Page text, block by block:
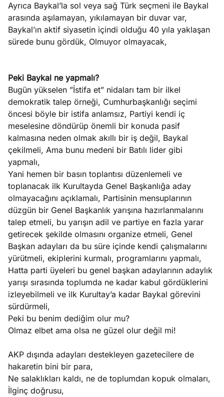
Ayrıca Baykal’la sol veya sağ Türk seçmeni ile Baykal
arasında aşılamayan, yıkılamayan bir duvar var,
Baykal’ın aktif siyasetin içindi olduğu 40 yıla yaklaşan
sürede bunu gördük, Olmuyor olmayacak,
Peki Baykal ne yapmalı?
Bugün yükselen ”İstifa et” nidaları tam bir ilkel
demokratik talep örneği, Cumhurbaşkanlığı seçimi
öncesi böyle bir istifa anlamsız, Partiyi kendi iç
meselesine döndürüp önemli bir konuda pasif
kalmasına neden olmak akıllı bir iş değil, Baykal
çekilmeli, Ama bunu medeni bir Batılı lider gibi
yapmalı,
Yani hemen bir basın toplantısı düzenlemeli ve
toplanacak ilk Kurultayda Genel Başkanlığa aday
olmayacağını açıklamalı, Partisinin mensuplarının
düzgün bir Genel Başkanlık yarışına hazırlanmalarını
talep etmeli, bu yarışın adil ve partiye en fazla yarar
getirecek şekilde olmasını organize etmeli, Genel
Başkan adayları da bu süre içinde kendi çalışmalarını
yürütmeli, ekiplerini kurmalı, programlarını yapmalı,
Hatta parti üyeleri bu genel başkan adaylarının adaylık
yarışı sırasında toplumda ne kadar kabul gördüklerini
izleyebilmeli ve ilk Kurultay’a kadar Baykal görevini
sürdürmeli,
Peki bu benim dediğim olur mu?
Olmaz elbet ama olsa ne güzel olur değil mi!
AKP dışında adayları destekleyen gazetecilere de
hakaretin bini bir para,
Ne salaklıkları kaldı, ne de toplumdan kopuk olmaları,
İlginç doğrusu,